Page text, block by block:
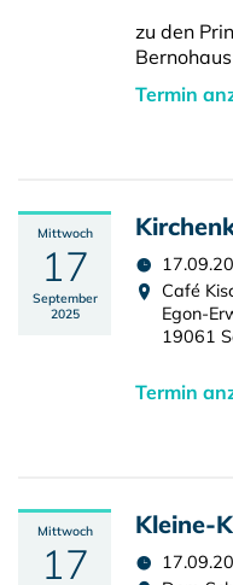
zu den
Bernohaus
Termin
Mittwoch
17
September
2025
Café
Egon-
19061
Termin
Mittwoch
17
Kleine-